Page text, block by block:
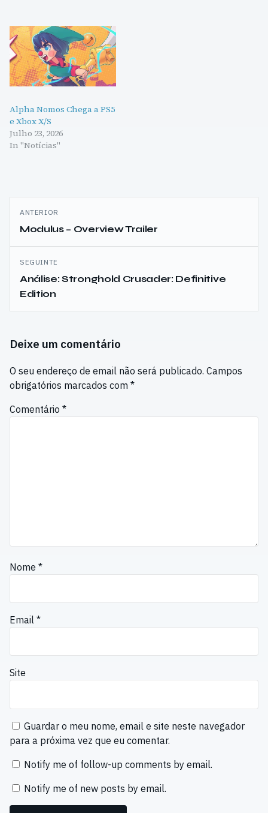
Alpha Nomos Chega a PS5
e Xbox X/S
Julho 23, 2026
In "Notícias"
Navegação
de
artigos
ANTERIOR
Modulus – Overview Trailer
SEGUINTE
Análise: Stronghold Crusader: Definitive
Edition
Deixe um comentário
O seu endereço de email não será publicado. Campos
obrigatórios marcados com *
Comentário *
Nome *
Email *
Site
Guardar o meu nome, email e site neste navegador
para a próxima vez que eu comentar.
Notify me of follow-up comments by email.
Notify me of new posts by email.